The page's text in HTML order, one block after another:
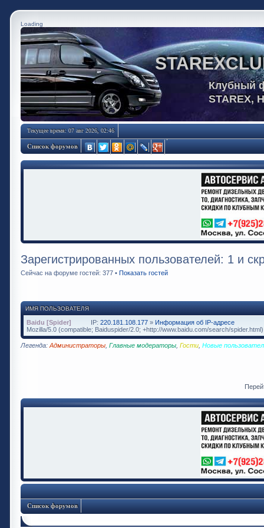
Loading
Клубный
STAREX,
Текущее время: 07 авг 2026, 02:46
Список форумов
Зарегистрированных пользователей: 1 и
Сейчас на форуме гостей: 377 • Показать гостей
ИМЯ ПОЛЬЗОВАТЕЛЯ
Baidu [Spider] IP: 220.181.108.177 » Информация об IP-адресе
Mozilla/5.0 (compatible; Baiduspider/2.0; +http://www.baidu.com/search/spider.html)
Легенда: Администраторы Главные модераторы Гости Новые
Список форумов